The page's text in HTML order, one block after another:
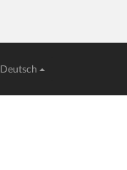
Deutsch